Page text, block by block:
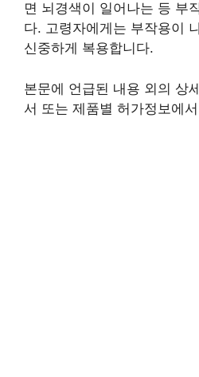
면 뇌경색이 일어나는 등 부
다. 고령자에게는 부작용이
신중하게 복용합니다.
본문에 언급된 내용 외의 상
서 또는 제품별 허가정보에